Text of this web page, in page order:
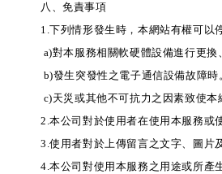
八、免責事項
1.下列情形發生時，本網站有權可以
a)對本服務相關軟硬體設備進行更換
b)發生突發性之電子通信設備故障時
c)天災或其他不可抗力之因素致使本
2.本公司對於使用者在使用本服務或
3.使用者對於上傳留言之文字、圖片
4.本公司對使用本服務之用途或所產